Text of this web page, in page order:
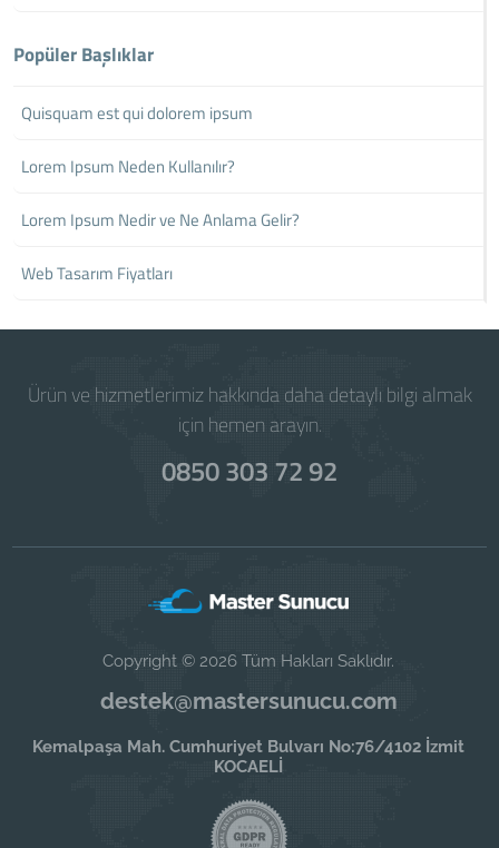
Popüler Başlıklar
Quisquam est qui dolorem ipsum
Lorem Ipsum Neden Kullanılır?
Lorem Ipsum Nedir ve Ne Anlama Gelir?
Web Tasarım Fiyatları
Ürün ve hizmetlerimiz hakkında daha detaylı bilgi almak
için hemen arayın.
0850 303 72 92
Copyright © 2026 Tüm Hakları Saklıdır.
destek@mastersunucu.com
Kemalpaşa Mah. Cumhuriyet Bulvarı No:76/4102 İzmit
KOCAELİ